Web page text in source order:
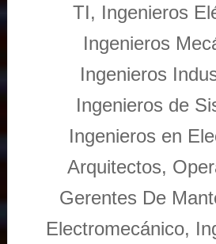
TI, Ingenieros
Ingenieros
Ingenieros
Ingenieros de
Ingenieros en
Arquitectos,
Gerentes De
Electromecánico,